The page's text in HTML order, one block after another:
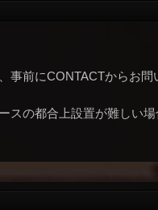
事前にCONTACTからお問
スの都合上設置が難しい場